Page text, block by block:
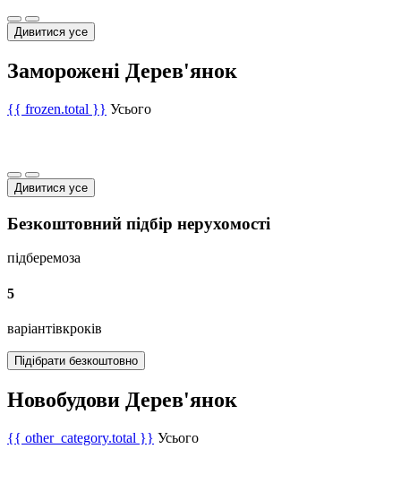
Дивитися усе
Заморожені Дерев'янок
{{ frozen.total }} Усього
Дивитися усе
Безкоштовний підбір нерухомості
підберемоза
5
варіантівкроків
Підібрати безкоштовно
Новобудови Дерев'янок
{{ other_category.total }} Усього